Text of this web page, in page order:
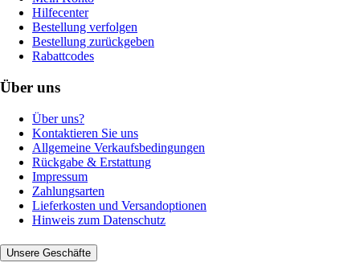
Hilfecenter
Bestellung verfolgen
Bestellung zurückgeben
Rabattcodes
Über uns
Über uns?
Kontaktieren Sie uns
Allgemeine Verkaufsbedingungen
Rückgabe & Erstattung
Impressum
Zahlungsarten
Lieferkosten und Versandoptionen
Hinweis zum Datenschutz
Unsere Geschäfte